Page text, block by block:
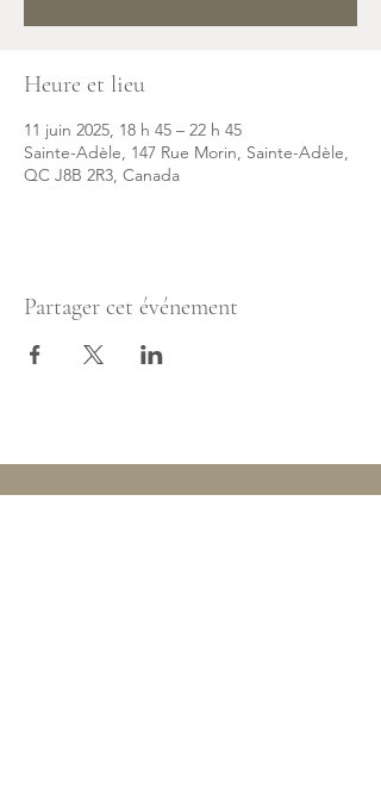
Heure et lieu
11 juin 2025, 18 h 45 – 22 h 45
Sainte-Adèle, 147 Rue Morin, Sainte-Adèle,
QC J8B 2R3, Canada
Partager cet événement